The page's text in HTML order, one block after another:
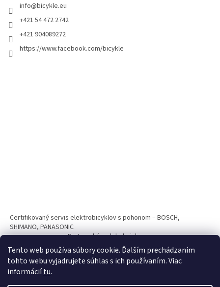
Tento web používa súbory cookie. Ďalším prechádzaním
tohto webu vyjadrujete súhlas s ich používaním. Viac
informáciítu.
info@bicykle.eu
+421 54 472 2742
+421 904089272
https://www.facebook.com/bicykle
Certifikovaný servis elektrobicyklov s pohonom – BOSCH,
SHIMANO, PANASONIC
Partnerský web hokejshop.eu